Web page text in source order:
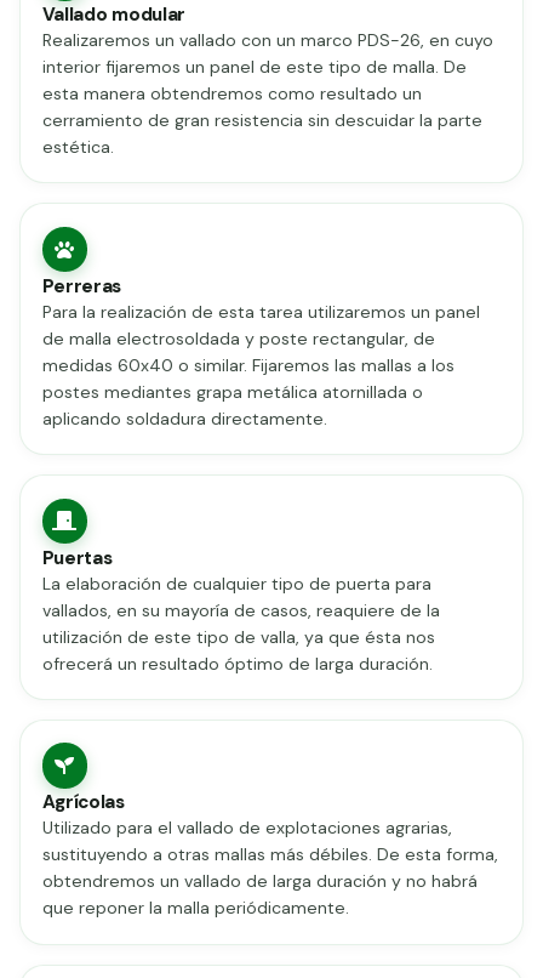
Vallado modular
Realizaremos un vallado con un marco PDS-26, en cuyo
interior fijaremos un panel de este tipo de malla. De
esta manera obtendremos como resultado un
cerramiento de gran resistencia sin descuidar la parte
estética.
Perreras
Para la realización de esta tarea utilizaremos un panel
de malla electrosoldada y poste rectangular, de
medidas 60x40 o similar. Fijaremos las mallas a los
postes mediantes grapa metálica atornillada o
aplicando soldadura directamente.
Puertas
La elaboración de cualquier tipo de puerta para
vallados, en su mayoría de casos, reaquiere de la
utilización de este tipo de valla, ya que ésta nos
ofrecerá un resultado óptimo de larga duración.
Agrícolas
Utilizado para el vallado de explotaciones agrarias,
sustituyendo a otras mallas más débiles. De esta forma,
obtendremos un vallado de larga duración y no habrá
que reponer la malla periódicamente.